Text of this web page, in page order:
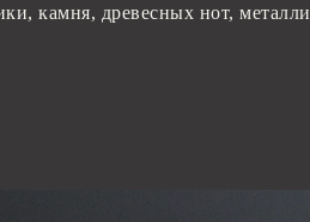
камня, древесных нот,